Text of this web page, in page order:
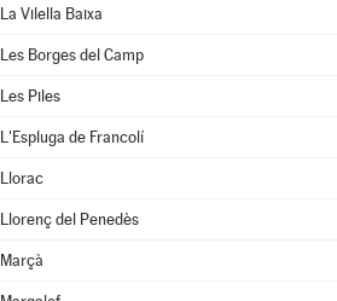
La Vilella Baixa
Les Borges del Camp
Les Piles
L'Espluga de Francolí
Llorac
Llorenç del Penedès
Marçà